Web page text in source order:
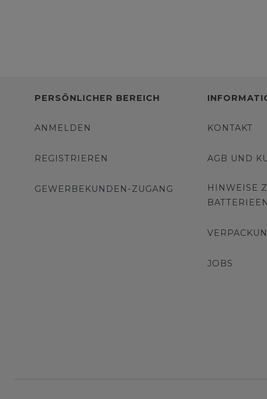
PERSÖNLICHER BEREICH
ANMELDEN
REGISTRIEREN
GEWERBEKUNDEN-ZUGANG
KONTAKT
AGB UND
HINWEISE
JOBS